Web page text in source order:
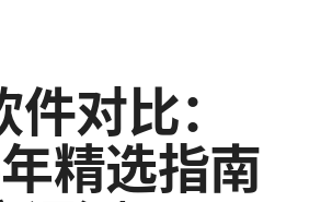
对比：
精选指南